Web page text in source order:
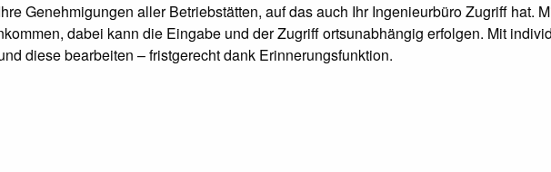
Genehmigungen aller Betriebstätten, auf das auch Ihr Ingenieurbüro Zugriff hat.
dabei kann die Eingabe und der Zugriff ortsunabhängig erfolgen. Mit
diese bearbeiten – fristgerecht dank Erinnerungsfunktion.